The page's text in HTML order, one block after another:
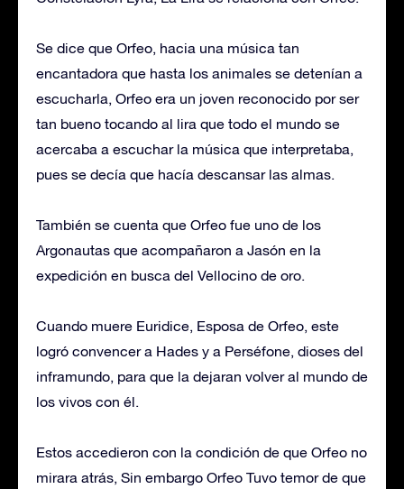
Se dice que Orfeo, hacia una música tan
encantadora que hasta los animales se detenían a
escucharla, Orfeo era un joven reconocido por ser
tan bueno tocando al lira que todo el mundo se
acercaba a escuchar la música que interpretaba,
pues se decía que hacía descansar las almas.
También se cuenta que Orfeo fue uno de los
Argonautas que acompañaron a Jasón en la
expedición en busca del Vellocino de oro.
Cuando muere Euridice, Esposa de Orfeo, este
logró convencer a Hades y a Perséfone, dioses del
inframundo, para que la dejaran volver al mundo de
los vivos con él.
Estos accedieron con la condición de que Orfeo no
mirara atrás, Sin embargo Orfeo Tuvo temor de que